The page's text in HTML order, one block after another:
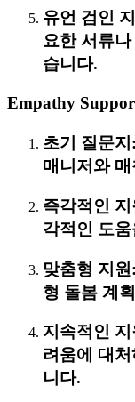
유언 검인
요한 서류
습니다.
Empathy
초기 질문
매니저와
즉각적인
각적인 도
맞춤형 지
형 돌봄 계
지속적인
려움에 대
니다.